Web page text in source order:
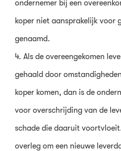
ondernemer bij een
koper niet aansprakelijk voor
genaamd.
4. Als de overeengekomen
gehaald door
koper komen, dan is de
voor overschrijding van de
schade die daaruit
overleg om een nieuwe